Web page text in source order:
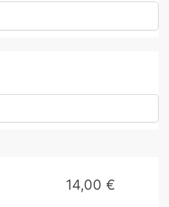
14,00€